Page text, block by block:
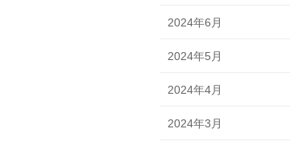
2024年6月
2024年5月
2024年4月
2024年3月